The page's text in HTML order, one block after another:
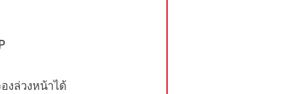
งล่วงหน้าได้